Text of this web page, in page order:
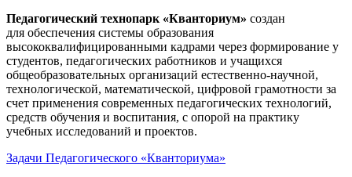
Педагогический технопарк «Кванториум» создан
для обеспечения системы образования
высококвалифицированными кадрами через формирование у
студентов, педагогических работников и учащихся
общеобразовательных организаций естественно-научной,
технологической, математической, цифровой грамотности за
счет применения современных педагогических технологий,
средств обучения и воспитания, с опорой на практику
учебных исследований и проектов.
Задачи Педагогического «Кванториума»